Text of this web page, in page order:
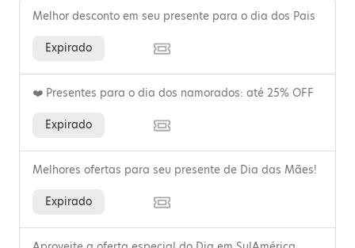
Melhor desconto em seu presente para o dia dos Pais
Expirado
❤️ Presentes para o dia dos namorados: até 25% OFF
Expirado
Melhores ofertas para seu presente de Dia das Mães!
Expirado